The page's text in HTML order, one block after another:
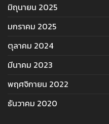
มิถุนายน 2025
มกราคม 2025
ตุลาคม 2024
มีนาคม 2023
พฤศจิกายน 2022
ธันวาคม 2020